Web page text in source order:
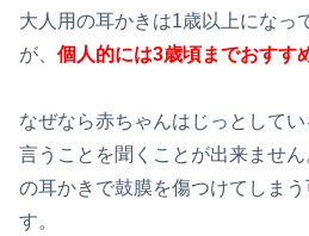
大人用の耳かきは1歳以上になっ
が、 個人的には3歳頃までおすす
なぜなら赤ちゃんはじっとして
言うことを聞くことが出来ませ
の耳かきで鼓膜を傷つけてしま
す。